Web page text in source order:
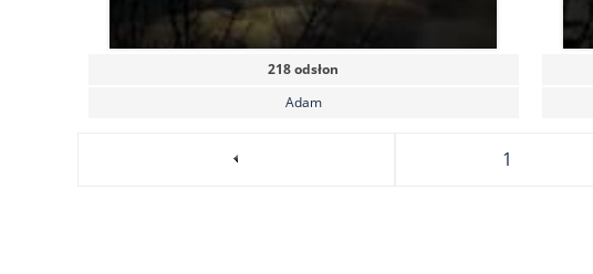
218 odsłon
Adam
1